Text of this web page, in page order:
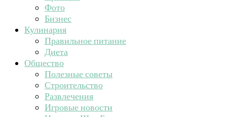
Фото
Бизнес
Кулинария
Правильное питание
Диета
Общество
Полезные советы
Строительство
Развлечения
Игровые новости